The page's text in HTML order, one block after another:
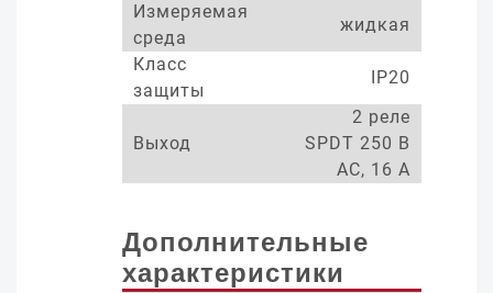
Измеряемая
среда
жидкая
Класс
защиты
IP20
Выход
2 реле
SPDT 250 В
AC, 16 A
Дополнительные
характеристики